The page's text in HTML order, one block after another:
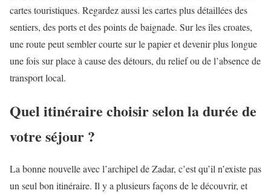
cartes touristiques. Regardez aussi les cartes plus détaillées des
sentiers, des ports et des points de baignade. Sur les îles croates,
une route peut sembler courte sur le papier et devenir plus longue
une fois sur place à cause des détours, du relief ou de l’absence de
transport local.
Quel itinéraire choisir selon la durée de
votre séjour ?
La bonne nouvelle avec l’archipel de Zadar, c’est qu’il n’existe pas
un seul bon itinéraire. Il y a plusieurs façons de le découvrir, et